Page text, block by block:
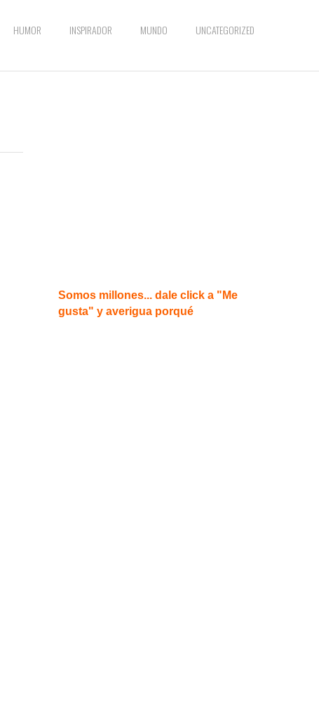
HUMOR INSPIRADOR MUNDO UNCATEGORIZED
Somos millones... dale click a "Me
gusta" y averigua porqué